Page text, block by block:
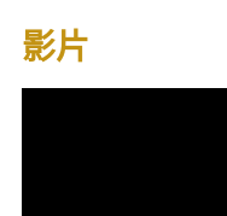
影片